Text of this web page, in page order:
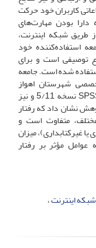
کاربران خود حرکت
دارا بودن مهارت‌های
طریق شبکه اینترنت،
استفاده‌کننده خود
توصیفی است و برای
شده است. جامعه
30 کتابخانه تخصصی شهرستان اهواز
می‌باشد. برای تحلیل آماری داده‌ها از نرم‌افزار SPSS نسخه 5/11 و نیز
نشان داد که رفتار
مختلف، متفاوت است و
غیرکتابداری)، میزان
عوامل مؤثر بر رفتار
شبکه اینترنت